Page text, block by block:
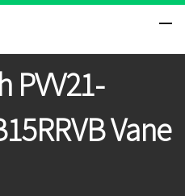
PVV21-
Vane